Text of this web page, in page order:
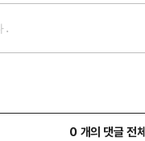
0 개의 댓글 전